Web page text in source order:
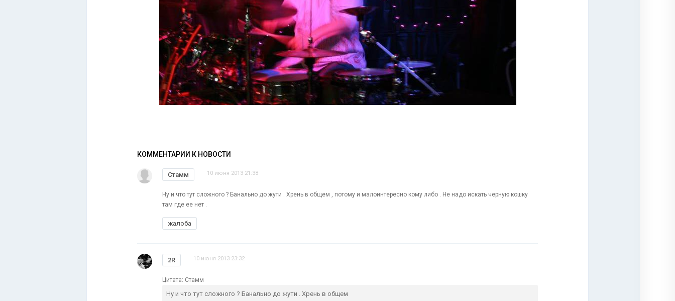
КОММЕНТАРИИ К НОВОСТИ
Стамм 10 июня 2013 21:38
Ну и что тут сложного ? Банально до жути . Хрень в общем , потому и малоинтересно кому либо . Не надо искать черную кошку
там где ее нет .
жалоба
2R 10 июня 2013 23:32
Цитата: Стамм
Ну и что тут сложного ? Банально до жути . Хрень в общем